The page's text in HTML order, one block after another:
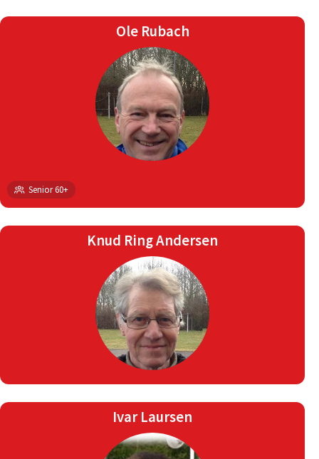
Ole Rubach
Senior 60+
Knud Ring Andersen
Ivar Laursen